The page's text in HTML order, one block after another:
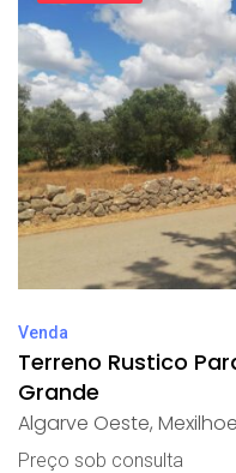
Venda
Terreno Rustico
Grande
Algarve Oeste,
Preço sob consulta